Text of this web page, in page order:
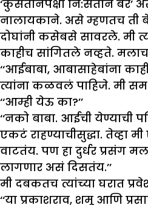
‘कुसंतानपेक्षा नि:संतान
नालायकाने. असे म्हणतच ती
दोघांनी कसेबसे सावरले. मी
काहीच सांगितले नव्हते.
‘‘आईबाबा, आबासाहेबांना
त्यांना कळवलं पाहिजे. मी
‘‘आम्ही येऊ का?’’
‘‘नको बाबा. आईची येण्याची
एकटं राहण्याचीसुद्धा. तेव्हा
वाटतंय. पण हा दुर्धर प्रसंग
लागणार असं दिसतंय.’’
मी दबकतच त्यांच्या घरात
‘‘या प्रकाशराव, शमू आणि